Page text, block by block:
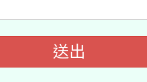
送出